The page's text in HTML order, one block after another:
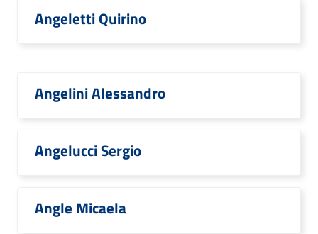
Angeletti Quirino
Angelini Alessandro
Angelucci Sergio
Angle Micaela